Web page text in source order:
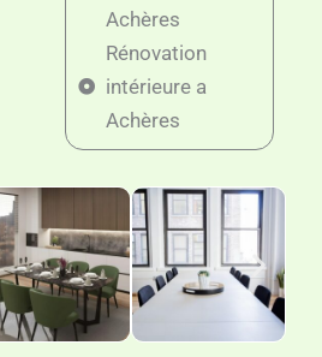
Achères
Rénovation
intérieure a
Achères